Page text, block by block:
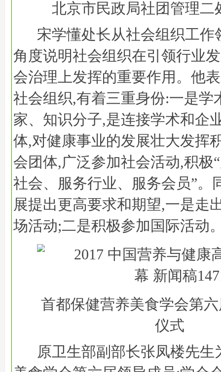
北京市民政局社团管理
宋学懂处长从社会组织工作
角度说明社会组织在引领行业
会治理上发挥的重要作用。他
社会组织,有着三重身份:一是学
家、知识分子,是连接学术和企
体,对健康事业的发展壮大发挥
会团体,广泛参加社会活动,积极
社会、服务行业、服务会员”。
展提出更高要求和期望,一是走
场活动;二是积极参加国际活动
首都保健营养美食学会第
仪式
原卫生部副部长张凤楼先生